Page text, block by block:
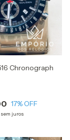
Chronograph
17% OFF
sem juros